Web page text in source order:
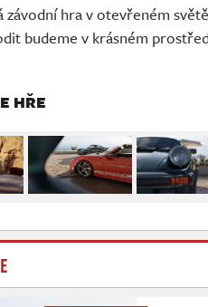
závodní hra v otevřeném
budeme v krásném
HŘE